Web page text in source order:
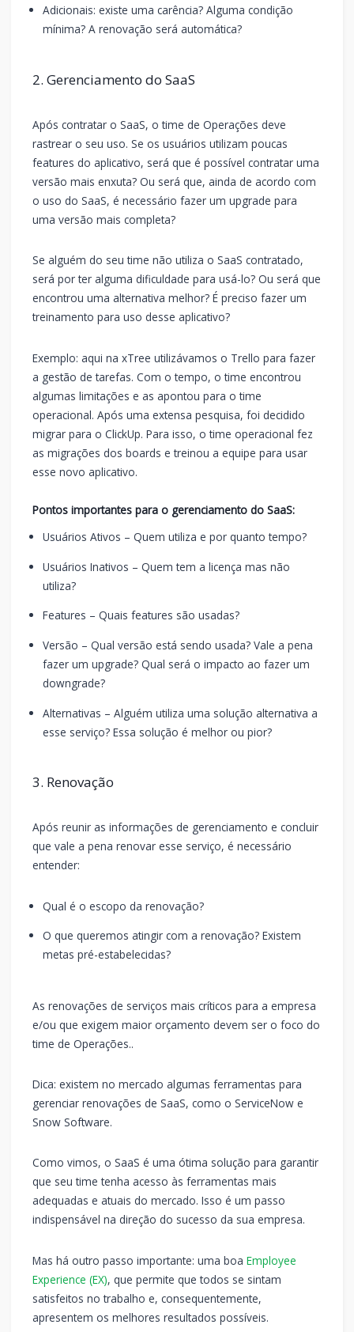
Adicionais: existe uma carência? Alguma condição
mínima? A renovação será automática?
2. Gerenciamento do SaaS
Após contratar o SaaS, o time de Operações deve
rastrear o seu uso. Se os usuários utilizam poucas
features do aplicativo, será que é possível contratar uma
versão mais enxuta? Ou será que, ainda de acordo com
o uso do SaaS, é necessário fazer um upgrade para
uma versão mais completa?
Se alguém do seu time não utiliza o SaaS contratado,
será por ter alguma dificuldade para usá-lo? Ou será que
encontrou uma alternativa melhor? É preciso fazer um
treinamento para uso desse aplicativo?
Exemplo: aqui na xTree utilizávamos o Trello para fazer
a gestão de tarefas. Com o tempo, o time encontrou
algumas limitações e as apontou para o time
operacional. Após uma extensa pesquisa, foi decidido
migrar para o ClickUp. Para isso, o time operacional fez
as migrações dos boards e treinou a equipe para usar
esse novo aplicativo.
Pontos importantes para o gerenciamento do SaaS:
Usuários Ativos – Quem utiliza e por quanto tempo?
Usuários Inativos – Quem tem a licença mas não
utiliza?
Features – Quais features são usadas?
Versão – Qual versão está sendo usada? Vale a pena
fazer um upgrade? Qual será o impacto ao fazer um
downgrade?
Alternativas – Alguém utiliza uma solução alternativa a
esse serviço? Essa solução é melhor ou pior?
3. Renovação
Após reunir as informações de gerenciamento e concluir
que vale a pena renovar esse serviço, é necessário
entender:
Qual é o escopo da renovação?
O que queremos atingir com a renovação? Existem
metas pré-estabelecidas?
As renovações de serviços mais críticos para a empresa
e/ou que exigem maior orçamento devem ser o foco do
time de Operações..
Dica: existem no mercado algumas ferramentas para
gerenciar renovações de SaaS, como o ServiceNow e
Snow Software.
Como vimos, o SaaS é uma ótima solução para garantir
que seu time tenha acesso às ferramentas mais
adequadas e atuais do mercado. Isso é um passo
indispensável na direção do sucesso da sua empresa.
Mas há outro passo importante: uma boa Employee
Experience (EX), que permite que todos se sintam
satisfeitos no trabalho e, consequentemente,
apresentem os melhores resultados possíveis.